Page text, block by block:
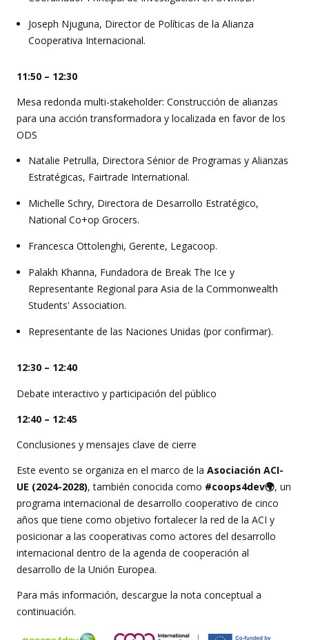
Joseph Njuguna, Director de Políticas de la Alianza
Cooperativa Internacional.
11:50 – 12:30
Mesa redonda multi-stakeholder: Construcción de alianzas
para una acción transformadora y localizada en favor de los
ODS
Natalie Petrulla, Directora Sénior de Programas y Alianzas
Estratégicas, Fairtrade International.
Michelle Schry, Directora de Desarrollo Estratégico,
National Co+op Grocers.
Francesca Ottolenghi, Gerente, Legacoop.
Palakh Khanna, Fundadora de Break The Ice y
Representante Regional para Asia de la Commonwealth
Students' Association.
Representante de las Naciones Unidas (por confirmar).
12:30 – 12:40
Debate interactivo y participación del público
12:40 – 12:45
Conclusiones y mensajes clave de cierre
Este evento se organiza en el marco de la Asociación ACI-
UE (2024-2028), también conocida como #coops4dev🌍, un
programa internacional de desarrollo cooperativo de cinco
años que tiene como objetivo fortalecer la red de la ACI y
posicionar a las cooperativas como actores del desarrollo
internacional dentro de la agenda de cooperación al
desarrollo de la Unión Europea.
Para más información, descargue la nota conceptual a
continuación.